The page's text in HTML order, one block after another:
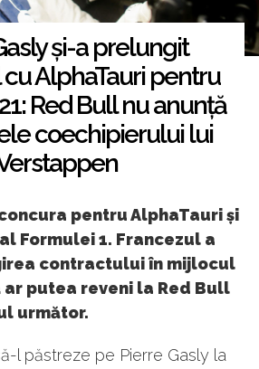
și-a prelungit
AlphaTauri pentru
Red Bull nu anunță
coechipierului lui
pentru AlphaTauri și
Formulei 1. Francezul a
contractului în mijlocul
putea reveni la Red Bull
următor.
l păstreze pe Pierre Gasly la